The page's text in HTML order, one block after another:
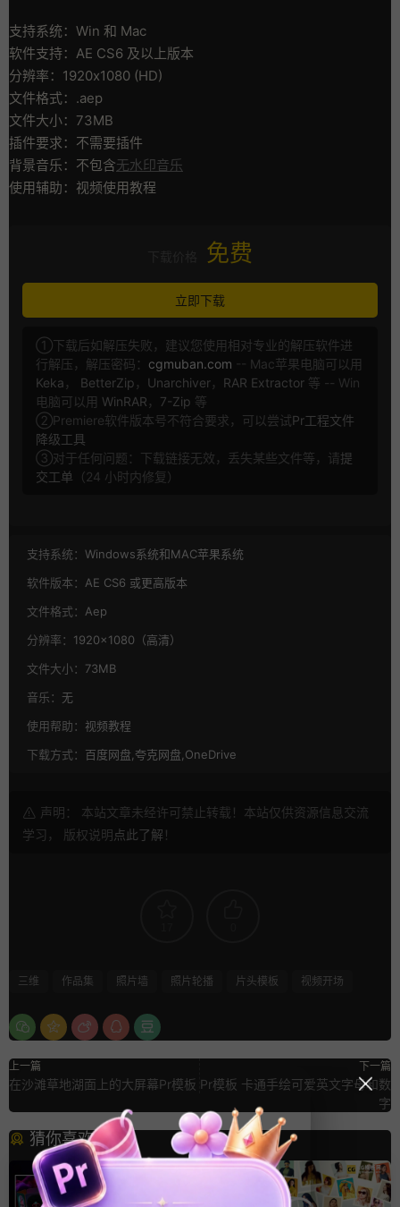
支持系统：Win 和 Mac
软件支持：AE CS6 及以上版本
分辨率：1920x1080 (HD)
文件格式：.aep
文件大小：73MB
插件要求：不需要插件
背景音乐：不包含无水印音乐
使用辅助：视频使用教程
免费
立即下载
①下载后如解压失败，建议您使用相对专业的解压软件进
行解压，解压密码： cgmuban.com -- Mac苹果电脑可以用
Keka ， BetterZip ， Unarchiver， RAR Extractor 等 -- Win
电脑可以用 WinRAR ， 7-Zip 等
②Premiere软件版本号不符合要求，可以尝试Pr工程文件
降级工具
③对于任何问题：下载链接无效，丢失某些文件等，请提
交工单 （24 小时内修复）
支持系统： Windows系统和MAC苹果系统
软件版本： AE CS6 或更高版本
文件格式： Aep
分辨率： 1920×1080（高清）
文件大小： 73MB
音乐： 无
使用帮助： 视频教程
下载方式： 百度网盘,夸克网盘,OneDrive
声明： 本站文章未经许可禁止转载！本站仅供资源信息交流
学习， 版权说明点此了解 ！
三维 作品集 照片墙 照片轮播 片头模板 视频开场
上一篇
在沙滩草地湖面上的大屏幕Pr模板
下一篇
Pr模板 卡通手绘可爱英文字母和数
字
猜你喜欢